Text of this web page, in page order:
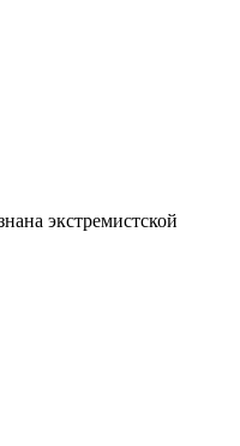
экстремистской